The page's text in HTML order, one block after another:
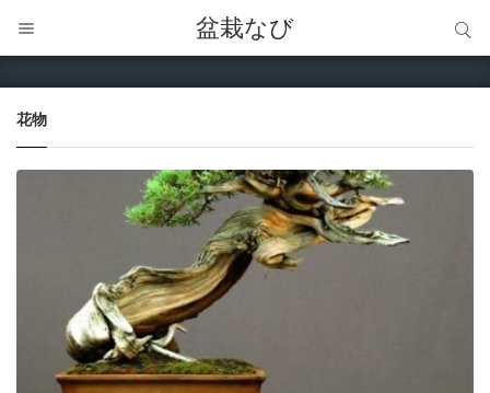
盆栽なび
花物
サイト内検索